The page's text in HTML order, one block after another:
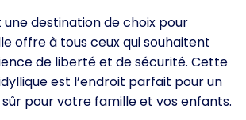
une destination de choix pour
offre à tous ceux qui souhaitent
de liberté et de sécurité. Cette
est l’endroit parfait pour un
pour votre famille et vos enfants.